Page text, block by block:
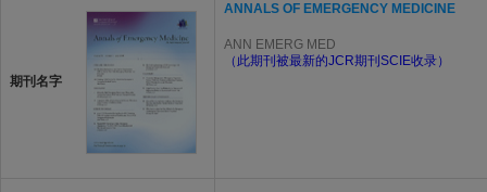
期刊名字
ANNALS OF EMERGENCY MEDICINE
ANN EMERG MED
（此期刊被最新的JCR期刊SCIE收录）